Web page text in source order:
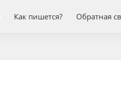
Как пишется? Обратная